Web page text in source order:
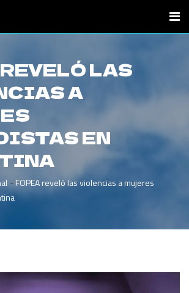
LAS
A
EN
-FOPEA reveló las violencias a mujeres